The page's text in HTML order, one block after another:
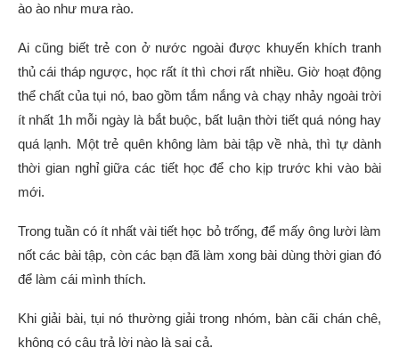
ào ào như mưa rào.
Ai cũng biết trẻ con ở nước ngoài được khuyến khích tranh
thủ cái tháp ngược, học rất ít thì chơi rất nhiều. Giờ hoạt động
thể chất của tụi nó, bao gồm tắm nắng và chạy nhảy ngoài trời
ít nhất 1h mỗi ngày là bắt buộc, bất luận thời tiết quá nóng hay
quá lạnh. Một trẻ quên không làm bài tập về nhà, thì tự dành
thời gian nghỉ giữa các tiết học để cho kịp trước khi vào bài
mới.
Trong tuần có ít nhất vài tiết học bỏ trống, để mấy ông lười làm
nốt các bài tập, còn các bạn đã làm xong bài dùng thời gian đó
để làm cái mình thích.
Khi giải bài, tụi nó thường giải trong nhóm, bàn cãi chán chê,
không có câu trả lời nào là sai cả.